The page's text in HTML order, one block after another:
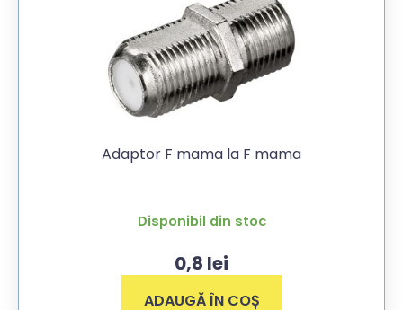
Adaptor F mama la F mama
Disponibil din stoc
0,8 lei
ADAUGĂ ÎN COȘ